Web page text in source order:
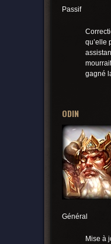
Passif
qu’elle
gagné
ODIN
Général
Mise à